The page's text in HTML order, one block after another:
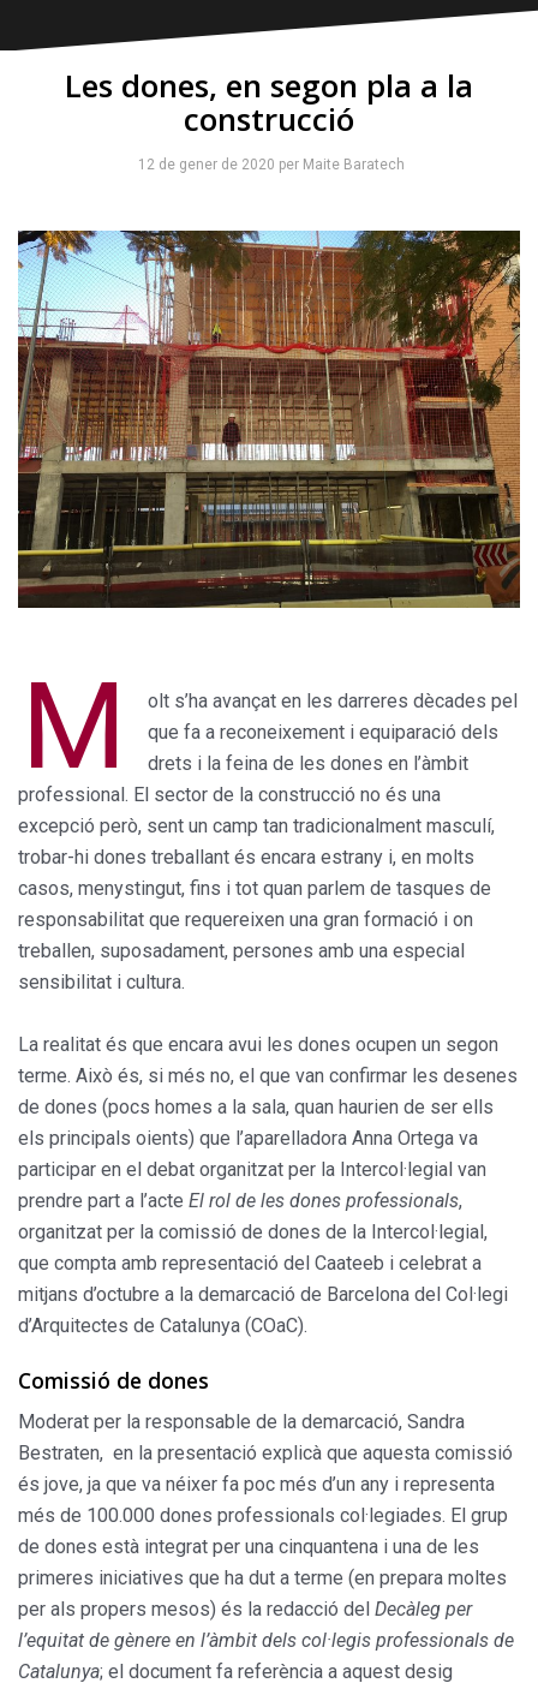
Les dones, en segon pla a la
construcció
12 de gener de 2020 per Maite Baratech
M
olt s’ha avançat en les darreres dècades pel
que fa a reconeixement i equiparació dels
drets i la feina de les dones en l’àmbit
professional. El sector de la construcció no és una
excepció però, sent un camp tan tradicionalment masculí,
trobar-hi dones treballant és encara estrany i, en molts
casos, menystingut, fins i tot quan parlem de tasques de
responsabilitat que requereixen una gran formació i on
treballen, suposadament, persones amb una especial
sensibilitat i cultura.
La realitat és que encara avui les dones ocupen un segon
terme. Això és, si més no, el que van confirmar les desenes
de dones (pocs homes a la sala, quan haurien de ser ells
els principals oients) que l’aparelladora Anna Ortega va
participar en el debat organitzat per la Intercol·legial van
prendre part a l’acte El rol de les dones professionals,
organitzat per la comissió de dones de la Intercol·legial,
que compta amb representació del Caateeb i celebrat a
mitjans d’octubre a la demarcació de Barcelona del Col·legi
d’Arquitectes de Catalunya (COaC).
Comissió de dones
Moderat per la responsable de la demarcació, Sandra
Bestraten, en la presentació explicà que aquesta comissió
és jove, ja que va néixer fa poc més d’un any i representa
més de 100.000 dones professionals col·legiades. El grup
de dones està integrat per una cinquantena i una de les
primeres iniciatives que ha dut a terme (en prepara moltes
per als propers mesos) és la redacció del Decàleg per
l’equitat de gènere en l’àmbit dels col·legis professionals de
Catalunya; el document fa referència a aquest desig